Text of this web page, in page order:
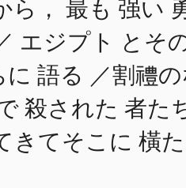
ら， 最も 强い
エジプト とそ
に 語る ／割禮
殺された 者た
きてそこに 橫